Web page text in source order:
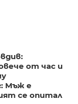
от час и
Мъж е
се опитал